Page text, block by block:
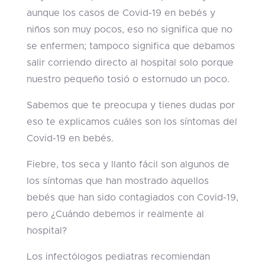
aunque los casos de Covid-19 en bebés y
niños son muy pocos, eso no significa que no
se enfermen; tampoco significa que debamos
salir corriendo directo al hospital solo porque
nuestro pequeño tosió o estornudo un poco.
Sabemos que te preocupa y tienes dudas por
eso te explicamos cuáles son los síntomas del
Covid-19 en bebés.
Fiebre, tos seca y llanto fácil son algunos de
los síntomas que han mostrado aquellos
bebés que han sido contagiados con Covid-19,
pero ¿Cuándo debemos ir realmente al
hospital?
Los infectólogos pediatras recomiendan